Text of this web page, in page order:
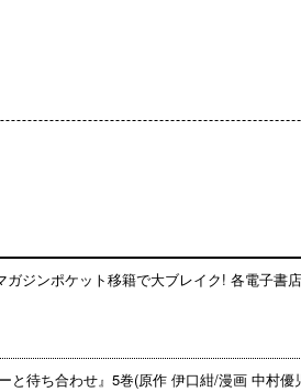
ガジンポケット移籍で大ブレイク! 各電子
と待ち合わせ』5巻(原作 伊口紺/漫画 中村